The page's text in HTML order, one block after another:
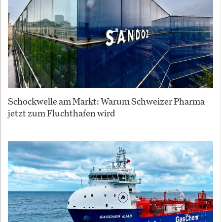
Schockwelle am Markt: Warum Schweizer Pharma
jetzt zum Fluchthafen wird